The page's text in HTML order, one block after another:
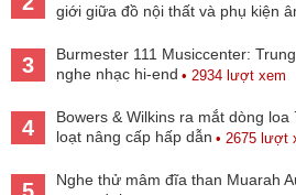
giới giữa đồ nội thất và phụ kiện
3
Burmester 111 Musiccenter:
nghe nhạc hi-end • 2934 lượt xem
4
Bowers & Wilkins ra mắt dòng
loạt nâng cấp hấp dẫn • 2675 lượt
Nghe thử mâm đĩa than Muarah